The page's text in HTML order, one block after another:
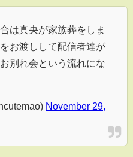
は真央が家族葬をしま
お渡しして配信者達が
別れ会という流れにな
November 29,